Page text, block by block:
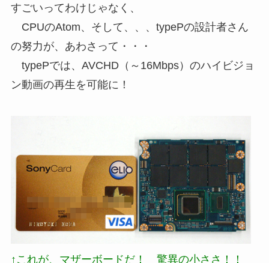
すごいってわけじゃなく、
CPUのAtom、そして、、、typePの設計者さん
の努力が、あわさって・・・
typePでは、AVCHD（～16Mbps）のハイビジョ
ン動画の再生を可能に！
↑これが、マザーボードだ！ 驚異の小ささ！！